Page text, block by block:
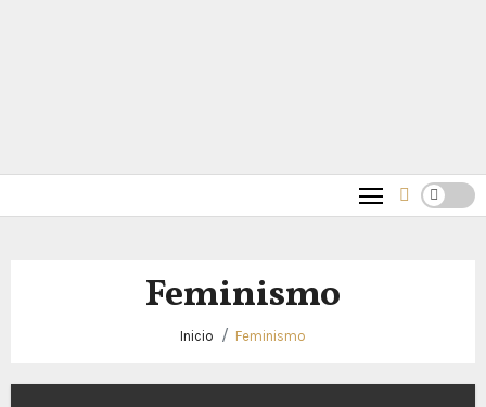
Feminismo
Inicio Feminismo